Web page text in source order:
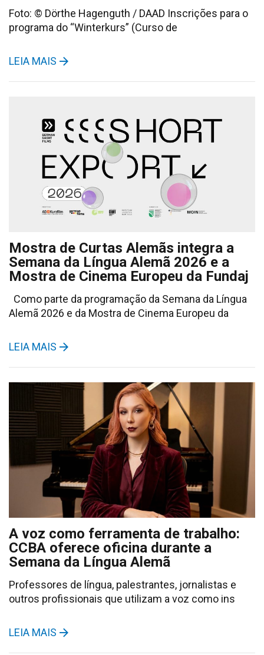
Foto: © Dörthe Hagenguth / DAAD Inscrições para o
programa do “Winterkurs” (Curso de
LEIA MAIS
Mostra de Curtas Alemãs integra a
Semana da Língua Alemã 2026 e a
Mostra de Cinema Europeu da Fundaj
Como parte da programação da Semana da Língua
Alemã 2026 e da Mostra de Cinema Europeu da
LEIA MAIS
A voz como ferramenta de trabalho:
CCBA oferece oficina durante a
Semana da Língua Alemã
Professores de língua, palestrantes, jornalistas e
outros profissionais que utilizam a voz como ins
LEIA MAIS